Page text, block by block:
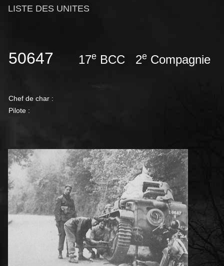
LISTE DES UNITES
50647 17e BCC 2e
Chef de char :
Pilote :